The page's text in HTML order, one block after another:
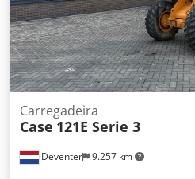
Deventer 9.257 km
Carregadeira
Case 121E Serie 3